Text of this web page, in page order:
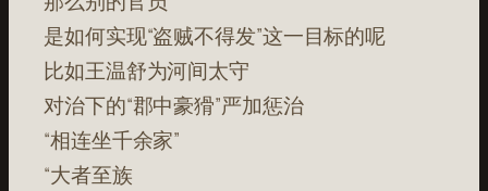
是如何实现“盗贼不得发”这一目标的呢
比如王温舒为河间太守
对治下的“郡中豪猾”严加惩治
“相连坐千余家”
“大者至族